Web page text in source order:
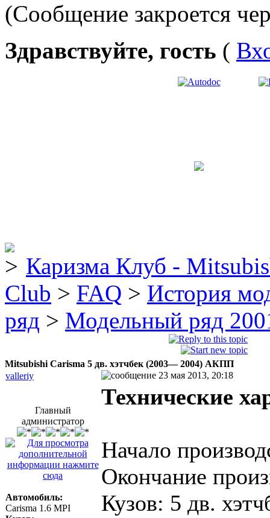
(Сообщение закроется
Здравствуйте, гость (
Каризма Клуб -
Club > FAQ > История
ряд > Модельный ряд
Mitsubishi Carisma 5 дв. хэтчбек (2003— 2004) AКПП
valleriy
23 мая 2013, 20:18
Главный
администратор
Автомобиль:
Carisma 1.6 MPI
Технические
Начало
Окончание
Кузов: 5 дв.